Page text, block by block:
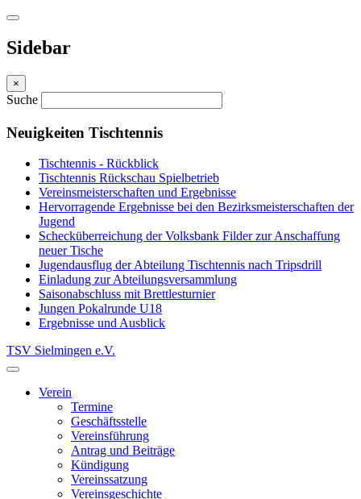
Sidebar
×
Suche
Neuigkeiten Tischtennis
Tischtennis - Rückblick
Tischtennis Rückschau Spielbetrieb
Vereinsmeisterschaften und Ergebnisse
Hervorragende Ergebnisse bei den Bezirksmeisterschaften der
Jugend
Schecküberreichung der Volksbank Filder zur Anschaffung
neuer Tische
Jugendausflug der Abteilung Tischtennis nach Tripsdrill
Einladung zur Abteilungsversammlung
Saisonabschluss mit Brettlesturnier
Jungen Pokalrunde U18
Ergebnisse und Ausblick
TSV Sielmingen e.V.
Verein
Termine
Geschäftsstelle
Vereinsführung
Antrag und Beiträge
Kündigung
Vereinssatzung
Vereinsgeschichte